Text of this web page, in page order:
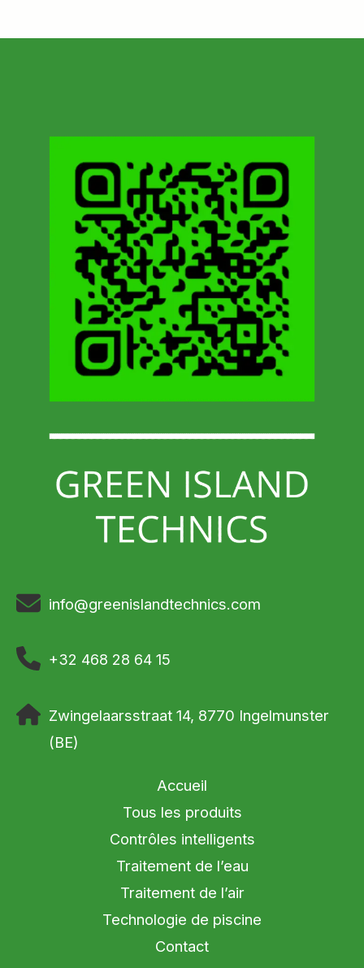
info@greenislandtechnics.com
+32 468 28 64 15
Zwingelaarsstraat 14, 8770 Ingelmunster
(BE)
Accueil
Tous les produits
Contrôles intelligents
Traitement de l’eau
Traitement de l’air
Technologie de piscine
Contact